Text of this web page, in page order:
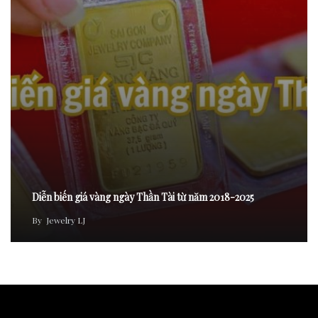
Diễn biến giá vàng ngày Thần Tài từ năm 2018-2025
By Jewelry LJ